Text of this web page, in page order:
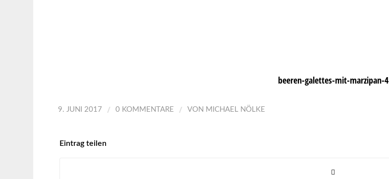
beeren-galettes-mit-marzipan-4
9. JUNI 2017 / 0 KOMMENTARE / VON MICHAEL NÖLKE
Eintrag teilen